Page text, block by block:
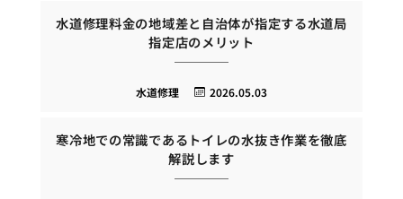
水道修理料金の地域差と自治体が指定する水道局
指定店のメリット
2026.05.03
水道修理
寒冷地での常識であるトイレの水抜き作業を徹底
解説します